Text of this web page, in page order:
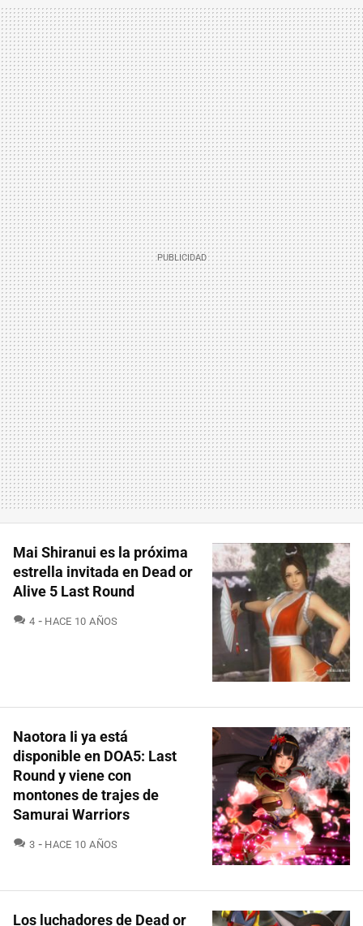
Mai Shiranui es la próxima
estrella invitada en Dead or
Alive 5 Last Round
4 COMENTARIOS
HACE 10 AÑOS
Naotora Ii ya está
disponible en DOA5: Last
Round y viene con
montones de trajes de
Samurai Warriors
3 COMENTARIOS
HACE 10 AÑOS
Los luchadores de Dead or